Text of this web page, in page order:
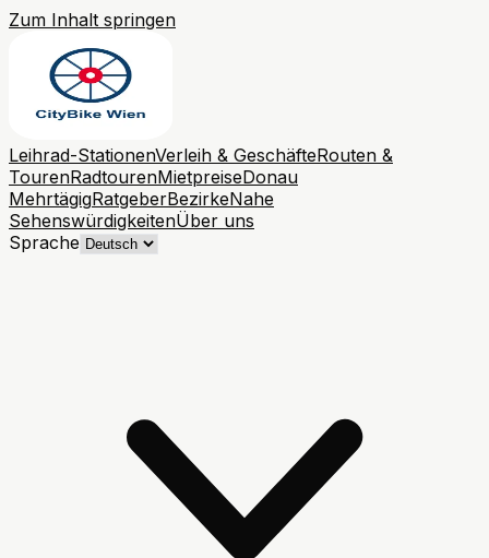
Zum Inhalt springen
Leihrad-StationenVerleih & GeschäfteRouten &
TourenRadtourenMietpreiseDonau
MehrtägigRatgeberBezirkeNahe
SehenswürdigkeitenÜber uns
Sprache